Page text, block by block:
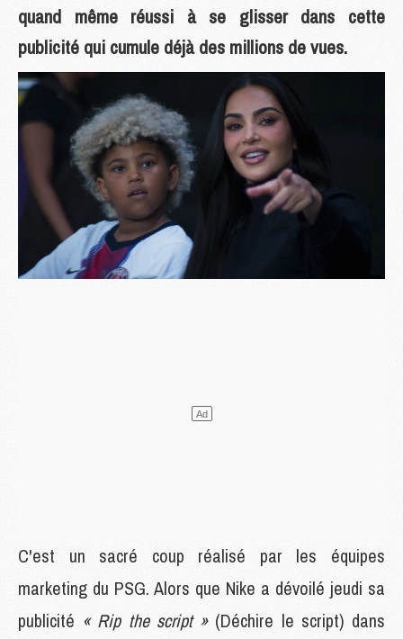
quand même réussi à se glisser dans cette
publicité qui cumule déjà des millions de vues.
C'est un sacré coup réalisé par les équipes
marketing du PSG. Alors que Nike a dévoilé jeudi sa
publicité « Rip the script »(Déchire le script) dans